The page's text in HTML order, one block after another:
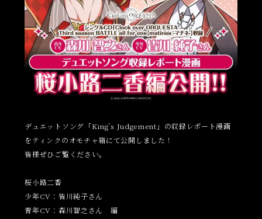
デュエットソング「King’s Judgement」の収録レポート漫画
をティンクのオモチャ箱にて公開しました！
皆様ぜひご覧ください。
桜小路二香
少年CV： 皆川純子さん
青年CV：森川智之さん 編